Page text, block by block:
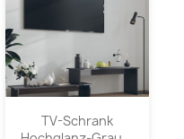
TV-Schrank